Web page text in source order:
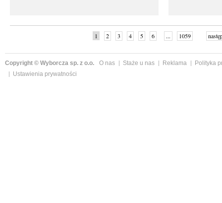
1 2 3 4 5 6 ... 1059
Copyright © Wyborcza sp. z o.o. O nas Staże u nas Reklama
Polityka
Ustawienia prywatności